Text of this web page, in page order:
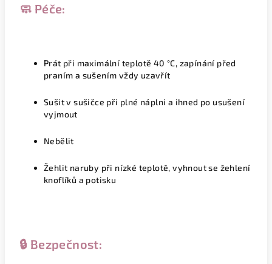
🧼 Péče:
Prát při maximální teplotě 40 °C, zapínání před
praním a sušením vždy uzavřít
Sušit v sušičce při plné náplni a ihned po usušení
vyjmout
Nebělit
Žehlit naruby při nízké teplotě, vyhnout se žehlení
knoflíků a potisku
🔒 Bezpečnost: